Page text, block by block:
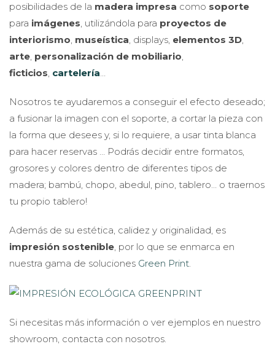
posibilidades de la madera impresa como soporte
para imágenes, utilizándola para proyectos de
interiorismo, museística, displays, elementos 3D,
arte, personalización de mobiliario,
ficticios, cartelería…
Nosotros te ayudaremos a conseguir el efecto deseado;
a fusionar la imagen con el soporte, a cortar la pieza con
la forma que desees y, si lo requiere, a usar tinta blanca
para hacer reservas … Podrás decidir entre formatos,
grosores y colores dentro de diferentes tipos de
madera; bambú, chopo, abedul, pino, tablero… o traernos
tu propio tablero!
Además de su estética, calidez y originalidad, es
impresión sostenible, por lo que se enmarca en
nuestra gama de soluciones Green Print.
Si necesitas más información o ver ejemplos en nuestro
showroom, contacta con nosotros.